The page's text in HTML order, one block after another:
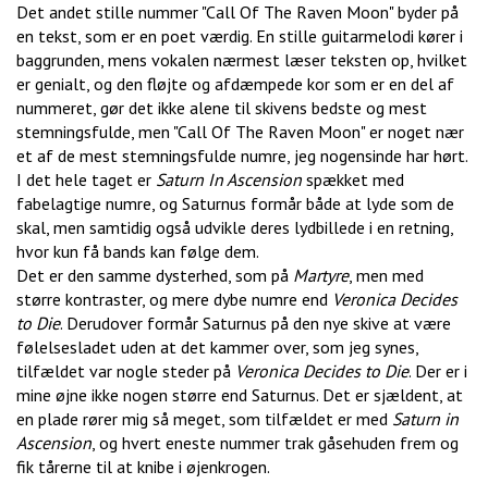
Det andet stille nummer "Call Of The Raven Moon" byder på
en tekst, som er en poet værdig. En stille guitarmelodi kører i
baggrunden, mens vokalen nærmest læser teksten op, hvilket
er genialt, og den fløjte og afdæmpede kor som er en del af
nummeret, gør det ikke alene til skivens bedste og mest
stemningsfulde, men "Call Of The Raven Moon" er noget nær
et af de mest stemningsfulde numre, jeg nogensinde har hørt.
I det hele taget er Saturn In Ascension spækket med
fabelagtige numre, og Saturnus formår både at lyde som de
skal, men samtidig også udvikle deres lydbillede i en retning,
hvor kun få bands kan følge dem.
Det er den samme dysterhed, som på Martyre, men med
større kontraster, og mere dybe numre end Veronica Decides
to Die. Derudover formår Saturnus på den nye skive at være
følelsesladet uden at det kammer over, som jeg synes,
tilfældet var nogle steder på Veronica Decides to Die. Der er i
mine øjne ikke nogen større end Saturnus. Det er sjældent, at
en plade rører mig så meget, som tilfældet er med Saturn in
Ascension, og hvert eneste nummer trak gåsehuden frem og
fik tårerne til at knibe i øjenkrogen.